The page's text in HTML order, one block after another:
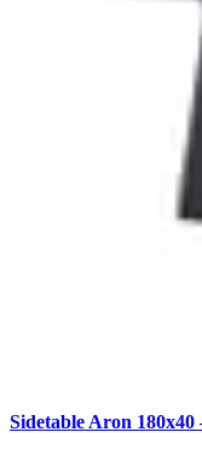
Sidetable Aron 180x40